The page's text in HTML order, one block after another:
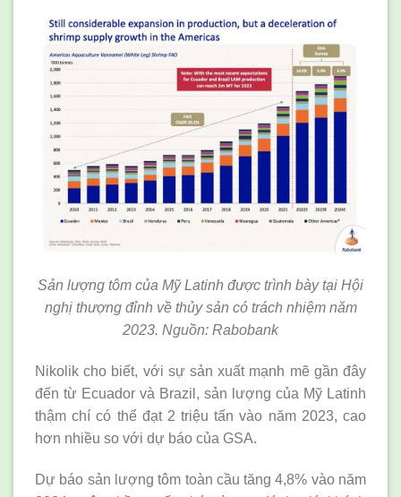
Sản lượng tôm của Mỹ Latinh được trình bày tại Hội
nghị thượng đỉnh về thủy sản có trách nhiệm năm
2023. Nguồn: Rabobank
Nikolik cho biết, với sự sản xuất mạnh mẽ gần đây
đến từ Ecuador và Brazil, sản lượng của Mỹ Latinh
thậm chí có thể đạt 2 triệu tấn vào năm 2023, cao
hơn nhiều so với dự báo của GSA.
Dự báo sản lượng tôm toàn cầu tăng 4,8% vào năm